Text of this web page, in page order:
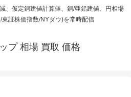
、仮定銅建値計算値、銅/亜鉛建値、円相場
証株価指数/NYダウ)を常時配信
プ 相場 買取 価格